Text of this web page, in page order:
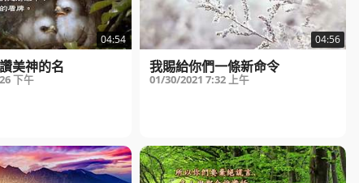
04:54
美神的名
下午
04:56
我賜給你們一條新命令
01/30/2021 7:32 上午